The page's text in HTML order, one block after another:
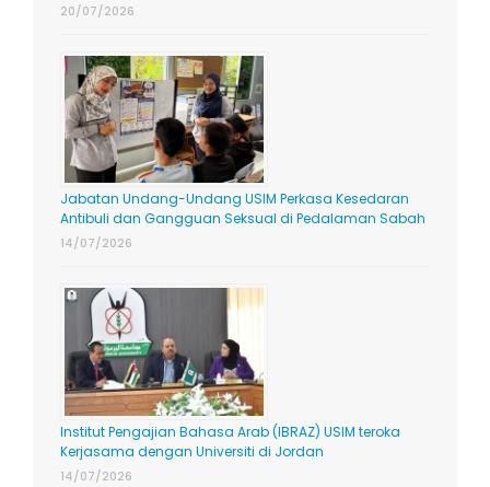
20/07/2026
Jabatan Undang-Undang USIM Perkasa Kesedaran
Antibuli dan Gangguan Seksual di Pedalaman Sabah
14/07/2026
Institut Pengajian Bahasa Arab (IBRAZ) USIM teroka
Kerjasama dengan Universiti di Jordan
14/07/2026